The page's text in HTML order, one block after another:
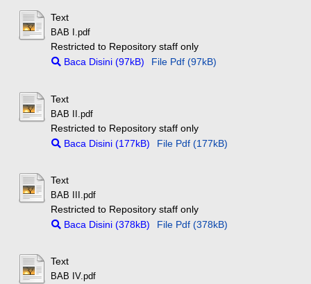
Text
BAB I.pdf
Restricted to Repository staff only
Baca Disini (97kB)
File Pdf (97kB)
Text
BAB II.pdf
Restricted to Repository staff only
Baca Disini (177kB)
File Pdf (177kB)
Text
BAB III.pdf
Restricted to Repository staff only
Baca Disini (378kB)
File Pdf (378kB)
Text
BAB IV.pdf